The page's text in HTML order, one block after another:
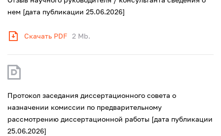
нем [дата публикации 25.06.2026]
Скачать PDF 2 Mb.
Протокол заседания диссертационного совета о
назначении комиссии по предварительному
рассмотрению диссертационной работы [дата публикации
25.06.2026]